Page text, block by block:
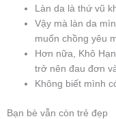
Làn da là thứ vũ
Vậy mà làn da
muốn chồng yêu
Hơn nữa, Khô
trở nên đau đơn
Không biết mình
Bạn bè vẫn còn trẻ đẹp